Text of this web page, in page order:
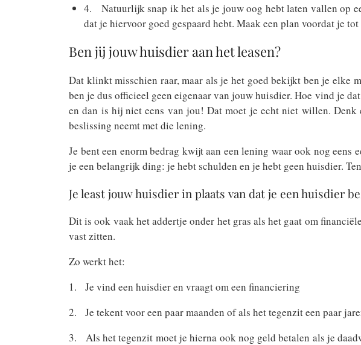
4. Natuurlijk snap ik het als je jouw oog hebt laten vallen op
dat je hiervoor goed gespaard hebt. Maak een plan voordat je tot
Ben jij jouw huisdier aan het leasen?
Dat klinkt misschien raar, maar als je het goed bekijkt ben je elke
ben je dus officieel geen eigenaar van jouw huisdier. Hoe vind je
en dan is hij niet eens van jou! Dat moet je echt niet willen. Denk
beslissing neemt met die lening.
Je bent een enorm bedrag kwijt aan een lening waar ook nog eens
je een belangrijk ding: je hebt schulden en je hebt geen huisdier.
Je least jouw huisdier in plaats van dat je een huisdier
Dit is ook vaak het addertje onder het gras als het gaat om
vast zitten.
Zo werkt het:
1. Je vind een huisdier en vraagt om een financiering
2. Je tekent voor een paar maanden of als het tegenzit een paar
3. Als het tegenzit moet je hierna ook nog geld betalen als je